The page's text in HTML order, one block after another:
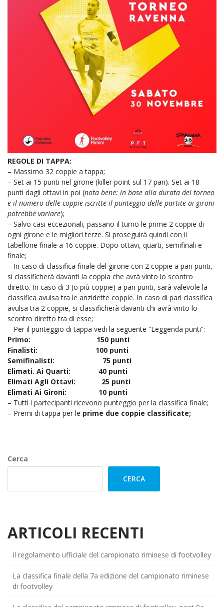
REGOLE DI TAPPA:
– Massimo 32 coppie a tappa;
– Set ai 15 punti nel girone (killer point sul 17 pari). Set ai 18
punti dagli ottavi in poi (nota bene: in base alla durata del torneo
e il numero delle coppie iscritte il punteggio delle partite ai gironi
potrebbe variare);
– Salvo casi eccezionali, passano il turno le prime 2 coppie di
ogni girone e le migliori terze. Si proseguirà quindi con il
tabellone finale a 16 coppie. Dopo ottavi, quarti, semifinali e
finale;
– In caso di classifica finale del girone con 2 coppie a pari punti,
si classificherà davanti la coppia che avrà vinto lo scontro
diretto. In caso di 3 (o più coppie) a pari punti, sarà valevole la
classifica avulsa tra le anzidette coppie. In caso di pari classifica
avulsa tra 2 coppie, si classificherà davanti chi avrà vinto lo
scontro diretto tra di esse;
– Per il punteggio di tappa vedi la seguente “Leggenda punti”:
Primo: 150 punti
Finalisti: 100 punti
Semifinalisti: 75 punti
Elimati. Ai Quarti: 40 punti
Elimati Agli Ottavi: 25 punti
Elimati Ai Gironi: 10 punti
– Tutti i partecipanti ricevono punteggio per la classifica finale;
– Premi di tappa per le prime due coppie classificate;
Cerca
CERCA
ARTICOLI RECENTI
Il regolamento ufficiale del campionato riminese di footvolley
La classifica finale della 7a edizione del campionato riminese
di footvolley